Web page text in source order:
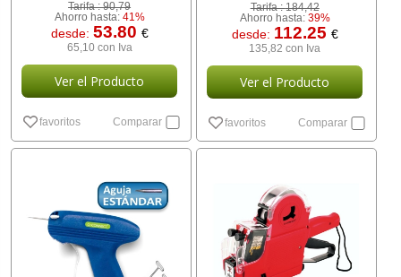
Tarifa :90,79
Ahorro hasta: 41%
desde: 53.80 €
65,10 con Iva
Ver el Producto
favoritos Comparar
Tarifa :184,42
Ahorro hasta: 39%
desde: 112.25 €
135,82 con Iva
Ver el Producto
favoritos Comparar